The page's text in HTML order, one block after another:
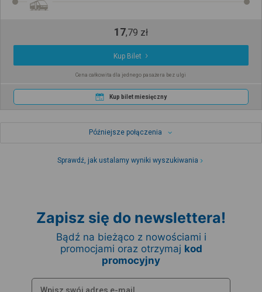
17,79 zł
Kup Bilet
Cena całkowita dla jednego pasażera bez ulgi
Kup bilet miesięczny
Późniejsze połączenia
Sprawdź, jak ustalamy wyniki wyszukiwania
Zapisz się do newslettera!
Bądź na bieżąco z nowościami i
promocjami oraz otrzymaj kod
promocyjny